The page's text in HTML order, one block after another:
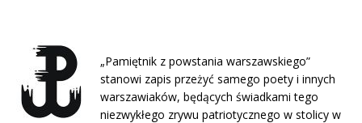
„Pamiętnik z powstania warszawskiego”
stanowi zapis przeżyć samego poety i innych
warszawiaków, będących świadkami tego
niezwykłego zrywu patriotycznego w stolicy w